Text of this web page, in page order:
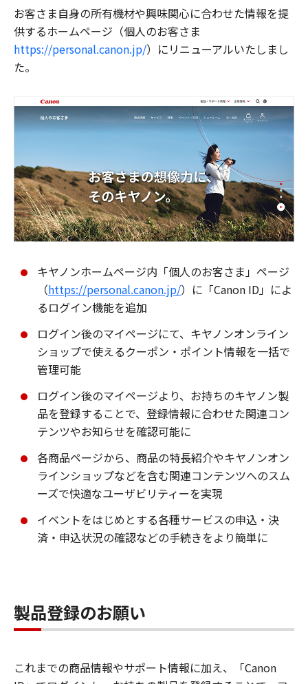
お客さま自身の所有機材や興味関心に合わせた情報を提
供するホームページ（個人のお客さま
https://personal.canon.jp/）にリニューアルいたしまし
た。
キヤノンホームページ内「個人のお客さま」ページ
（https://personal.canon.jp/）に「Canon ID」によ
るログイン機能を追加
ログイン後のマイページにて、キヤノンオンライン
ショップで使えるクーポン・ポイント情報を一括で
管理可能
ログイン後のマイページより、お持ちのキヤノン製
品を登録することで、登録情報に合わせた関連コン
テンツやお知らせを確認可能に
各商品ページから、商品の特長紹介やキヤノンオン
ラインショップなどを含む関連コンテンツへのスム
ーズで快適なユーザビリティーを実現
イベントをはじめとする各種サービスの申込・決
済・申込状況の確認などの手続きをより簡単に
製品登録のお願い
これまでの商品情報やサポート情報に加え、「Canon